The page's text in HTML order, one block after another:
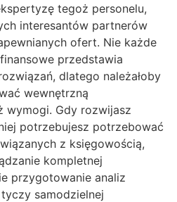
tegoż personelu,
interesantów partnerów
ofert. Nie każde
przedstawia
dlatego należałoby
wewnętrzną
wymogi. Gdy rozwijasz
potrzebujesz potrzebować
z księgowością,
kompletnej
przygotowanie analiz
samodzielnej